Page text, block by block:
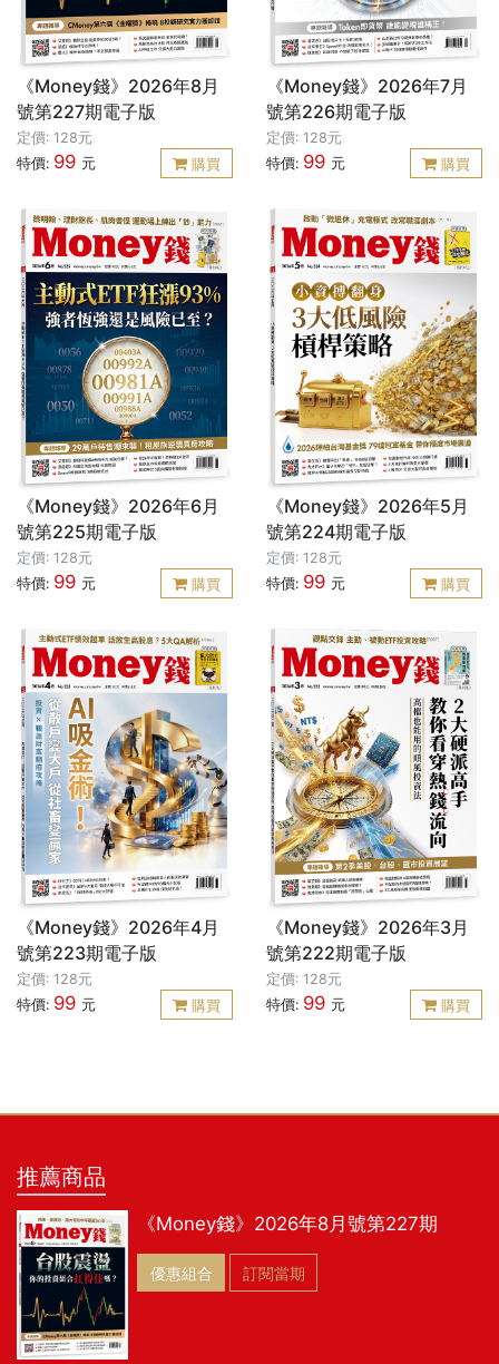
《Money錢》2026年8月
號第227期電子版
定價: 128元
特價: 99 元 購買
《Money錢》2026年7月
號第226期電子版
定價: 128元
特價: 99 元 購買
《Money錢》2026年6月
號第225期電子版
定價: 128元
特價: 99 元 購買
《Money錢》2026年5月
號第224期電子版
定價: 128元
特價: 99 元 購買
《Money錢》2026年4月
號第223期電子版
定價: 128元
特價: 99 元 購買
《Money錢》2026年3月
號第222期電子版
定價: 128元
特價: 99 元 購買
推薦商品
《Money錢》2026年8月號第227期
優惠組合 訂閱當期